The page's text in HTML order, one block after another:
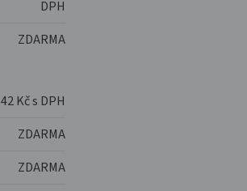
DPH
ZDARMA
42 Kč s DPH
ZDARMA
ZDARMA